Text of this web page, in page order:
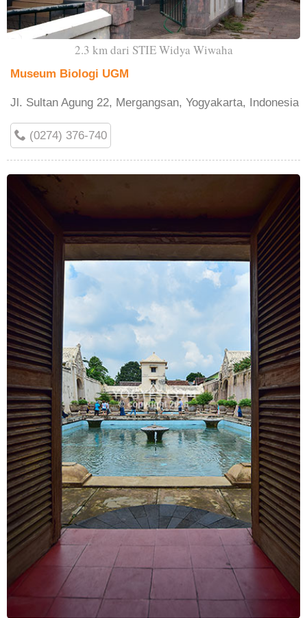
2.3 km dari STIE Widya Wiwaha
Museum Biologi UGM
Jl. Sultan Agung 22, Mergangsan, Yogyakarta, Indonesia
(0274) 376-740